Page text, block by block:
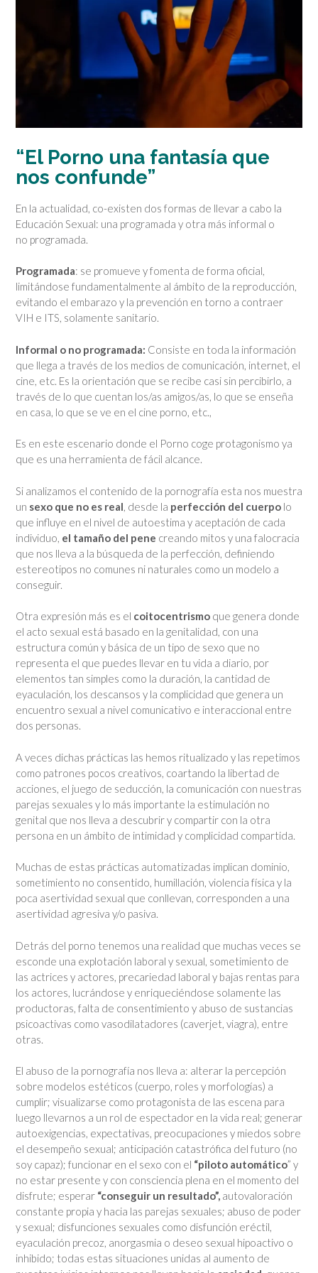
“El Porno una fantasía que
nos confunde”
En la actualidad, co-existen dos formas de llevar a cabo la
Educación Sexual: una programada y otra más informal o
no programada.
Programada: se promueve y fomenta de forma oficial,
limitándose fundamentalmente al ámbito de la reproducción,
evitando el embarazo y la prevención en torno a contraer
VIH e ITS, solamente sanitario.
Informal o no programada: Consiste en toda la información
que llega a través de los medios de comunicación, internet, el
cine, etc. Es la orientación que se recibe casi sin percibirlo, a
través de lo que cuentan los/as amigos/as, lo que se enseña
en casa, lo que se ve en el cine porno, etc.,
Es en este escenario donde el Porno coge protagonismo ya
que es una herramienta de fácil alcance.
Si analizamos el contenido de la pornografía esta nos muestra
un sexo que no es real, desde la perfección del cuerpo lo
que influye en el nivel de autoestima y aceptación de cada
individuo, el tamaño del pene creando mitos y una falocracia
que nos lleva a la búsqueda de la perfección, definiendo
estereotipos no comunes ni naturales como un modelo a
conseguir.
Otra expresión más es el coitocentrismo que genera donde
el acto sexual está basado en la genitalidad, con una
estructura común y básica de un tipo de sexo que no
representa el que puedes llevar en tu vida a diario, por
elementos tan simples como la duración, la cantidad de
eyaculación, los descansos y la complicidad que genera un
encuentro sexual a nivel comunicativo e interaccional entre
dos personas.
A veces dichas prácticas las hemos ritualizado y las repetimos
como patrones pocos creativos, coartando la libertad de
acciones, el juego de seducción, la comunicación con nuestras
parejas sexuales y lo más importante la estimulación no
genital que nos lleva a descubrir y compartir con la otra
persona en un ámbito de intimidad y complicidad compartida.
Muchas de estas prácticas automatizadas implican dominio,
sometimiento no consentido, humillación, violencia física y la
poca asertividad sexual que conllevan, corresponden a una
asertividad agresiva y/o pasiva.
Detrás del porno tenemos una realidad que muchas veces se
esconde una explotación laboral y sexual, sometimiento de
las actrices y actores, precariedad laboral y bajas rentas para
los actores, lucrándose y enriqueciéndose solamente las
productoras, falta de consentimiento y abuso de sustancias
psicoactivas como vasodilatadores (caverjet, viagra), entre
otras.
El abuso de la pornografía nos lleva a: alterar la percepción
sobre modelos estéticos (cuerpo, roles y morfologías) a
cumplir; visualizarse como protagonista de las escena para
luego llevarnos a un rol de espectador en la vida real; generar
autoexigencias, expectativas, preocupaciones y miedos sobre
el desempeño sexual; anticipación catastrófica del futuro (no
soy capaz); funcionar en el sexo con el “piloto automático” y
no estar presente y con consciencia plena en el momento del
disfrute; esperar “conseguir un resultado”, autovaloración
constante propia y hacia las parejas sexuales; abuso de poder
y sexual; disfunciones sexuales como disfunción eréctil,
eyaculación precoz, anorgasmia o deseo sexual hipoactivo o
inhibido; todas estas situaciones unidas al aumento de